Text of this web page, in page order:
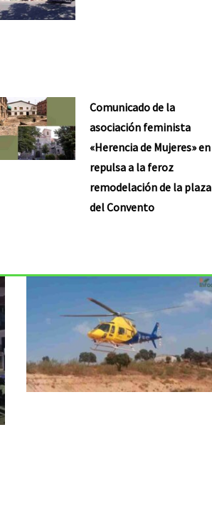
Comunicado de la
asociación feminista
«Herencia de Mujeres» en
repulsa a la feroz
remodelación de la plaza
del Convento